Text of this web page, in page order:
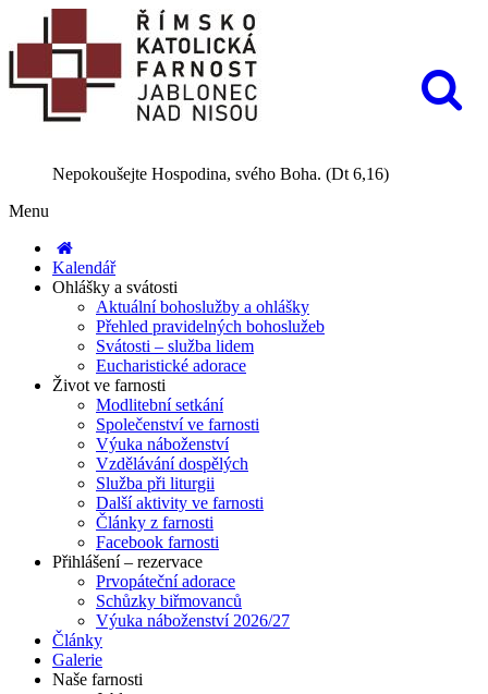
Nepokoušejte Hospodina, svého Boha. (Dt 6,16)
Menu
Kalendář
Ohlášky a svátosti
Aktuální bohoslužby a ohlášky
Přehled pravidelných bohoslužeb
Svátosti – služba lidem
Eucharistické adorace
Život ve farnosti
Modlitební setkání
Společenství ve farnosti
Výuka náboženství
Vzdělávání dospělých
Služba při liturgii
Další aktivity ve farnosti
Články z farnosti
Facebook farnosti
Přihlášení – rezervace
Prvopáteční adorace
Schůzky biřmovanců
Výuka náboženství 2026/27
Články
Galerie
Naše farnosti